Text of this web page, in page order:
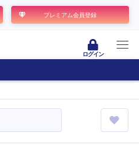
プレミアム会員登録
ログイン